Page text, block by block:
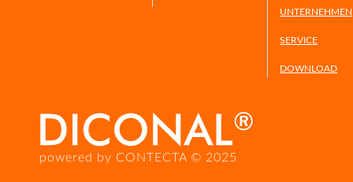
UNTERNEHMEN
SERVICE
DOWNLOAD
powered by CONTECTA © 2025